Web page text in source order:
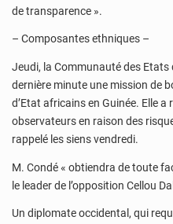
de transparence ».
– Composantes ethniques –
Jeudi, la Communauté des Etats
dernière minute une mission de
d’Etat africains en Guinée. Elle a
observateurs en raison des
rappelé les siens vendredi.
M. Condé « obtiendra de toute
le leader de l’opposition Cellou
Un diplomate occidental, qui